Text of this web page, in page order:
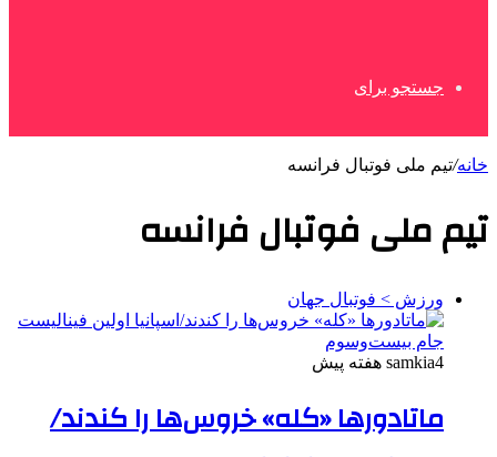
جستجو برای
خانه/تیم ملی فوتبال فرانسه
تیم ملی فوتبال فرانسه
ورزش > فوتبال جهان
samkia4 هفته پیش
ماتادورها «کله» خروس‌ها را کندند/